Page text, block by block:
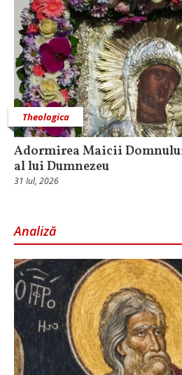
Theologica
Adormirea Maicii
al lui Dumnezeu
31 Iul, 2026
Analiză